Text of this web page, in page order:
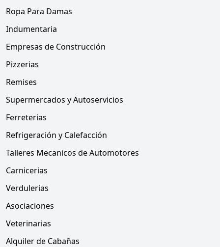
Ropa Para Damas
Indumentaria
Empresas de Construcción
Pizzerias
Remises
Supermercados y Autoservicios
Ferreterias
Refrigeración y Calefacción
Talleres Mecanicos de Automotores
Carnicerias
Verdulerias
Asociaciones
Veterinarias
Alquiler de Cabañas